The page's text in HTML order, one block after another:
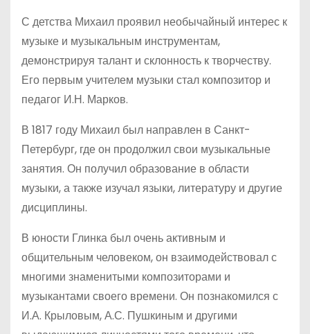
С детства Михаил проявил необычайный интерес к
музыке и музыкальным инструментам,
демонстрируя талант и склонность к творчеству.
Его первым учителем музыки стал композитор и
педагог И.Н. Марков.
В 1817 году Михаил был направлен в Санкт-
Петербург, где он продолжил свои музыкальные
занятия. Он получил образование в области
музыки, а также изучал языки, литературу и другие
дисциплины.
В юности Глинка был очень активным и
общительным человеком, он взаимодействовал с
многими знаменитыми композиторами и
музыкантами своего времени. Он познакомился с
И.А. Крыловым, А.С. Пушкиным и другими